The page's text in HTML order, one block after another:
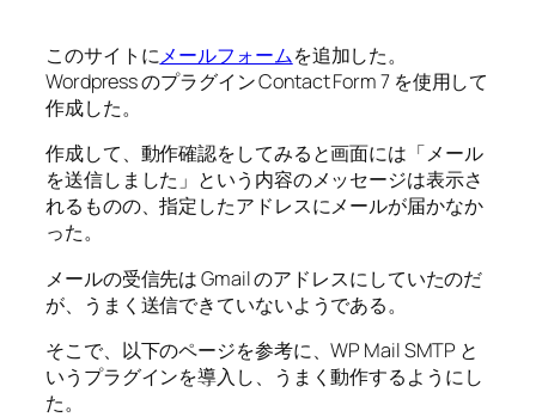
このサイトにメールフォームを追加した。
Wordpress のプラグイン Contact Form 7 を使用して
作成した。
作成して、動作確認をしてみると画面には「メール
を送信しました」という内容のメッセージは表示さ
れるものの、指定したアドレスにメールが届かなか
った。
メールの受信先は Gmail のアドレスにしていたのだ
が、うまく送信できていないようである。
そこで、以下のページを参考に、WP Mail SMTP と
いうプラグインを導入し、うまく動作するようにし
た。